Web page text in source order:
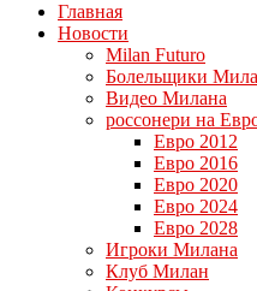
Главная
Новости
Milan Futuro
Болельщики
Видео Милана
россонери на
Евро 2012
Евро 2016
Евро 2020
Евро 2024
Евро 2028
Игроки Милана
Клуб Милан